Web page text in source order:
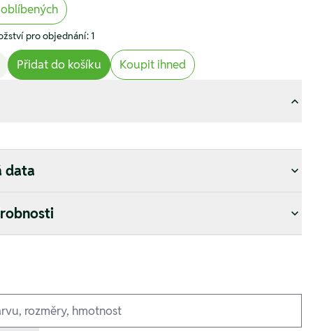
pro objednání: 1
Přidat do košíku Koupit ihned
data